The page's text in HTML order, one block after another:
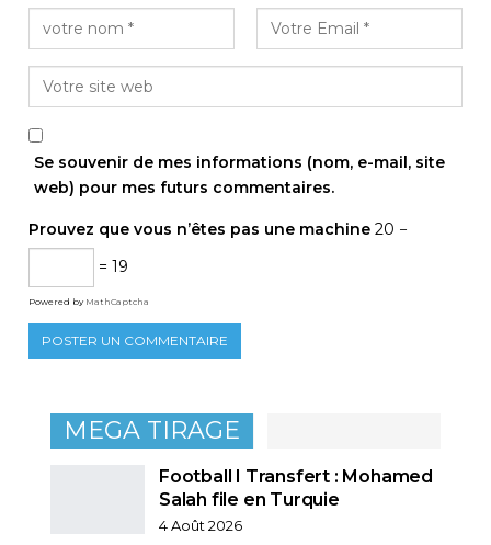
Se souvenir de mes informations (nom, e-mail, site
web) pour mes futurs commentaires.
Prouvez que vous n’êtes pas une machine 20 −
= 19
Powered by MathCaptcha
MEGA TIRAGE
Football I Transfert : Mohamed
Salah file en Turquie
4 Août 2026